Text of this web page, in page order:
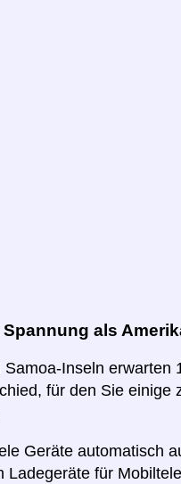
als
Inseln erwarten
für den Sie einige
Geräte automatisch
für